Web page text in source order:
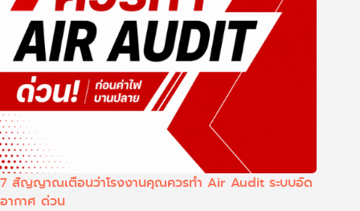
7 สัญญาณเตือนว่าโรงงานคุณควรทำ Air Audit ระบบอัด
อากาศ ด่วน